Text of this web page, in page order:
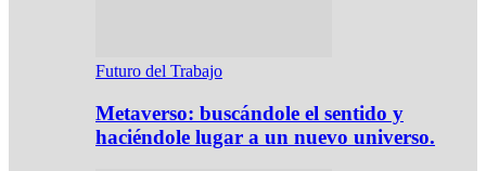
Futuro del Trabajo
Metaverso: buscándole el sentido y
haciéndole lugar a un nuevo universo.